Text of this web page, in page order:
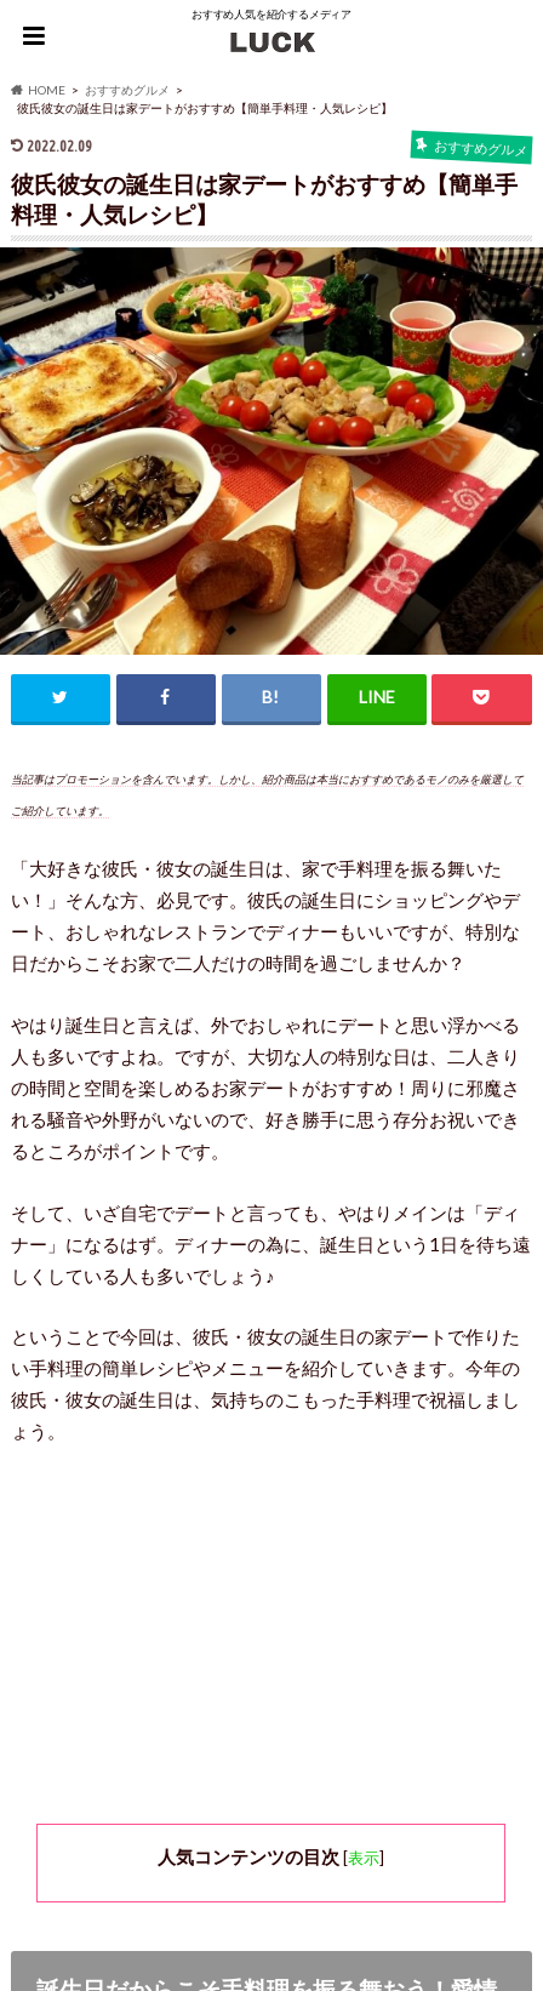
おすすめ人気を紹介するメディア
HOME
おすすめグルメ
彼氏彼女の誕生日は家デートがおすすめ【簡単手料理・人気レシピ】
2022.02.09 おすすめグルメ
彼氏彼女の誕生日は家デートがおすすめ【簡単手
料理・人気レシピ】
当記事はプロモーションを含んでいます。しかし、紹介商品は本当におすすめであるモノのみを厳選して
ご紹介しています。
「大好きな彼氏・彼女の誕生日は、家で手料理を振る舞いた
い！」そんな方、必見です。彼氏の誕生日にショッピングやデ
ート、おしゃれなレストランでディナーもいいですが、特別な
日だからこそお家で二人だけの時間を過ごしませんか？
やはり誕生日と言えば、外でおしゃれにデートと思い浮かべる
人も多いですよね。ですが、大切な人の特別な日は、二人きり
の時間と空間を楽しめるお家デートがおすすめ！周りに邪魔さ
れる騒音や外野がいないので、好き勝手に思う存分お祝いでき
るところがポイントです。
そして、いざ自宅でデートと言っても、やはりメインは「ディ
ナー」になるはず。ディナーの為に、誕生日という1日を待ち遠
しくしている人も多いでしょう♪
ということで今回は、彼氏・彼女の誕生日の家デートで作りた
い手料理の簡単レシピやメニューを紹介していきます。今年の
彼氏・彼女の誕生日は、気持ちのこもった手料理で祝福しまし
ょう。
人気コンテンツの目次 [表示]